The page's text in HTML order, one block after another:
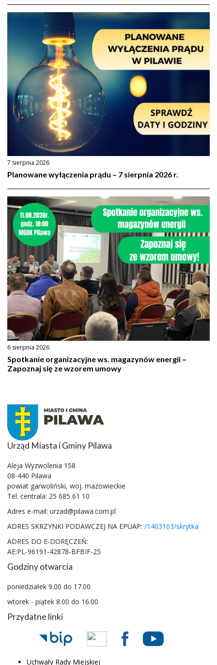
7 sierpnia 2026
Planowane wyłączenia prądu – 7 sierpnia 2026 r.
6 sierpnia 2026
Spotkanie organizacyjne ws. magazynów energii –
Zapoznaj się ze wzorem umowy
Urząd Miasta i Gminy Pilawa
Aleja Wyzwolenia 158
08-440 Pilawa
powiat garwoliński, woj. mazowieckie
Tel. centrala: 25 685 61 10
Adres e-mail: urzad@pilawa.com.pl
ADRES SKRZYNKI PODAWCZEJ NA EPUAP: /1403103/skrytka
ADRES DO E-DORĘCZEŃ:
AE:PL-96191-42878-BFBIF-25
Godziny otwarcia
poniedziałek 9.00 do 17.00
wtorek - piątek 8.00 do 16.00
Przydatne linki
Uchwały Rady Miejskiej